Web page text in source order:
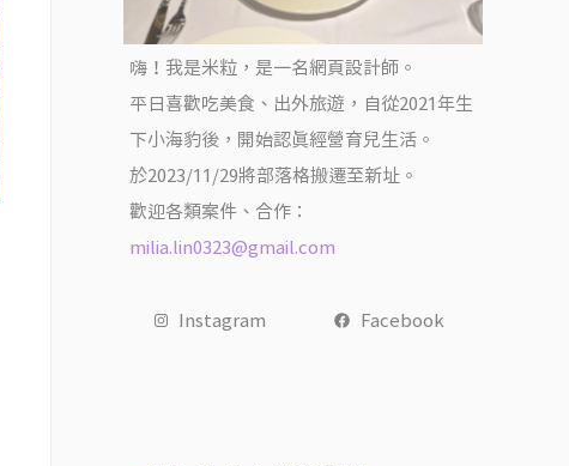
嗨！我是米粒，是一名網頁設計師。
平日喜歡吃美食、出外旅遊，自從2021年生
下小海豹後，開始認真經營育兒生活。
於2023/11/29將部落格搬遷至新址。
歡迎各類案件、合作：
milia.lin0323@gmail.com
Instagram Facebook